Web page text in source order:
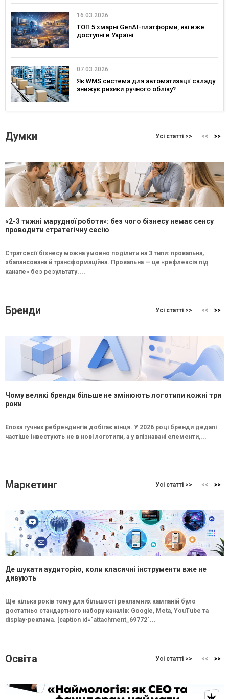
16.03.2026
ТОП 5 хмарні GenAI-платформи, які вже
доступні в Україні
07.03.2026
Як WMS система для автоматизації складу
знижує ризики ручного обліку?
Думки Усі статті >>
«2-3 тижні марудної роботи»: без чого бізнесу немає сенсу
проводити стратегічну сесію
Стратсесії бізнесу можна умовно поділити на 3 типи: провальна,
збалансована й трансформаційна. Провальна — це «рефлексія під
канапе» без результату....
Бренди Усі статті >>
Чому великі бренди більше не змінюють логотипи кожні три
роки
Епоха гучних ребрендингів добігає кінця. У 2026 році бренди дедалі
частіше інвестують не в нові логотипи, а у впізнавані елементи,...
Маркетинг Усі статті >>
Де шукати аудиторію, коли класичні інструменти вже не
дивують
Ще кілька років тому для більшості рекламних кампаній було
достатньо стандартного набору каналів: Google, Meta, YouTube та
display-реклама. [caption id="attachment_69772"...
Освіта Усі статті >>